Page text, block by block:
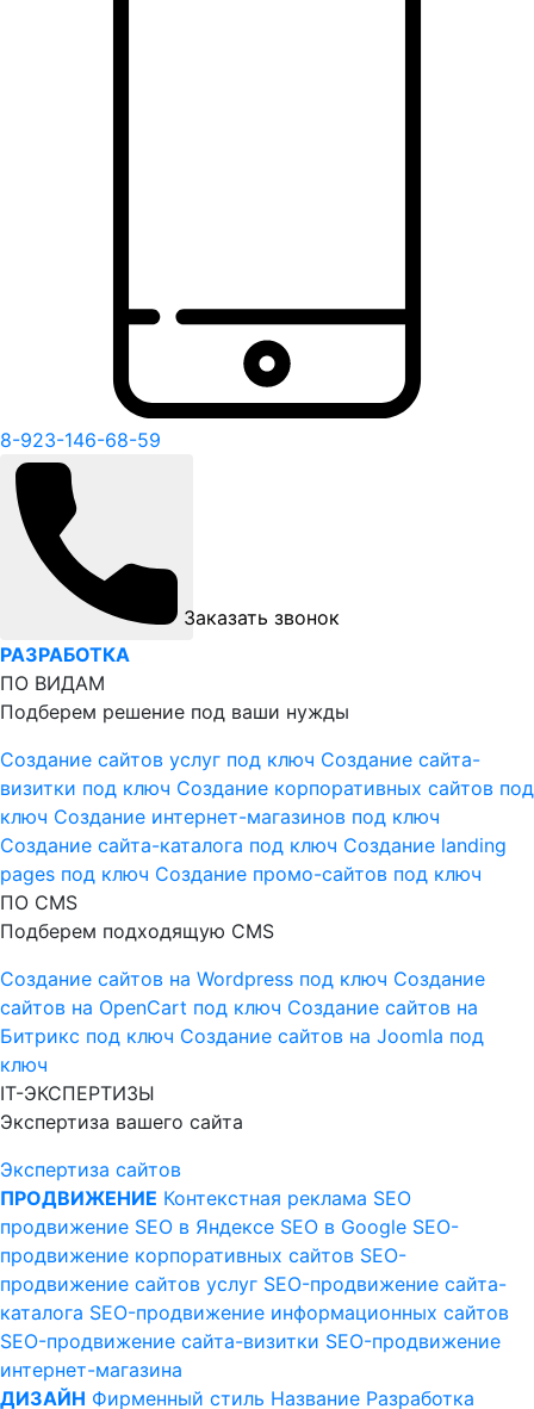
8-923-146-68-59
Заказать звонок
РАЗРАБОТКА
ПО ВИДАМ
Подберем решение под ваши нужды
Создание сайтов услуг под ключ Создание сайта-
визитки под ключ Создание корпоративных сайтов под
ключ Создание интернет-магазинов под ключ
Создание сайта-каталога под ключ Создание landing
pages под ключ Создание промо-сайтов под ключ
ПО CMS
Подберем подходящую CMS
Создание сайтов на Wordpress под ключ Создание
сайтов на OpenCart под ключ Создание сайтов на
Битрикс под ключ Создание сайтов на Joomla под
ключ
IT-ЭКСПЕРТИЗЫ
Экспертиза вашего сайта
Экспертиза сайтов
ПРОДВИЖЕНИЕ Контекстная реклама SEO
продвижение SEO в Яндексе SEO в Google SEO-
продвижение корпоративных сайтов SEO-
продвижение сайтов услуг SEO-продвижение сайта-
каталога SEO-продвижение информационных сайтов
SEO-продвижение сайта-визитки SEO-продвижение
интернет-магазина
ДИЗАЙН Фирменный стиль Название Разработка